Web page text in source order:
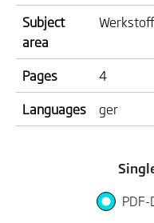
Subject
area
Pages
4
Languages
ger